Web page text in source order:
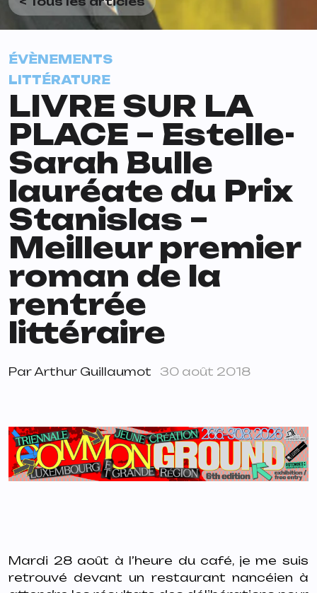
ÉVÈNEMENTS
LITTÉRATURE
LIVRE SUR LA
PLACE – Estelle-
Sarah Bulle
lauréate du Prix
Stanislas –
Meilleur premier
roman de la
rentrée
littéraire
ParArthur Guillaumot 30 août 2018
Mardi 28 août à l’heure du café, je me suis
retrouvé devant un restaurant nancéien à